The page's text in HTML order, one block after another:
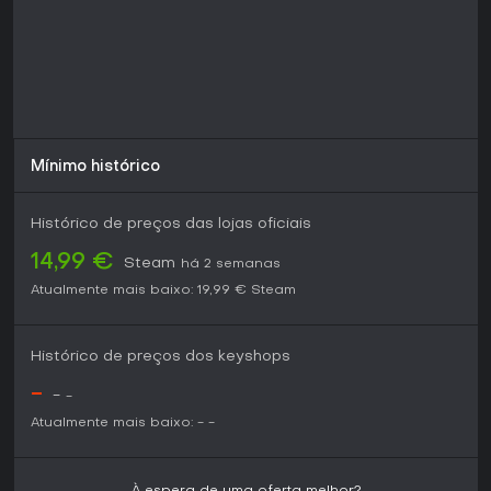
Mínimo histórico
Histórico de preços das lojas oficiais
14,99 € Steam
há 2 semanas
Atualmente mais baixo: 19,99 € Steam
Histórico de preços dos keyshops
- - -
Atualmente mais baixo: - -